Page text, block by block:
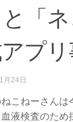
「
プ
月24日
こねーさん
液検査のた